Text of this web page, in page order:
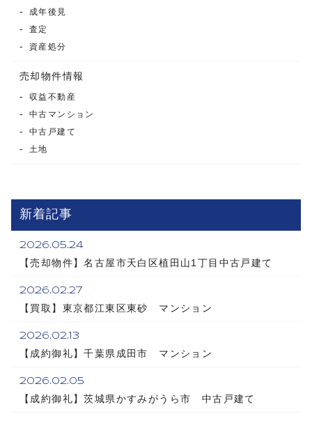
成年後見
査定
資産処分
売却物件情報
収益不動産
中古マンション
中古戸建て
土地
新着記事
2026.05.24
【売却物件】名古屋市天白区植田山1丁目中古戸建て
2026.02.27
【買取】東京都江東区東砂 マンション
2026.02.13
【成約御礼】千葉県成田市 マンション
2026.02.05
【成約御礼】茨城県かすみがうら市 中古戸建て